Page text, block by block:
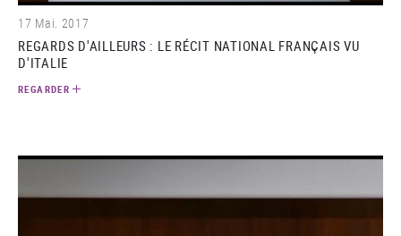
17 Mai. 2017
REGARDS D'AILLEURS : LE RÉCIT NATIONAL FRANÇAIS VU
D'ITALIE
REGARDER